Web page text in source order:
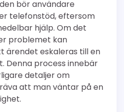
bör användare
telefonstöd, eftersom
hjälp. Om det
problemet kan
ärendet eskaleras till en
Denna process innebär
detaljer om
att man väntar på en